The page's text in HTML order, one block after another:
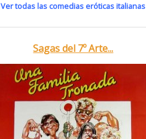
Ver todas las comedias eróticas italianas
Sagas del 7º Arte...